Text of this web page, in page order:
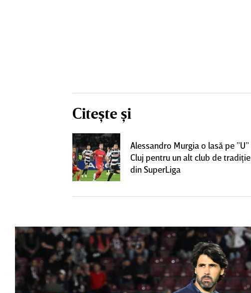
Citește și
Alessandro Murgia o lasă pe ”U”
Cluj pentru un alt club de tradiţie
din SuperLiga